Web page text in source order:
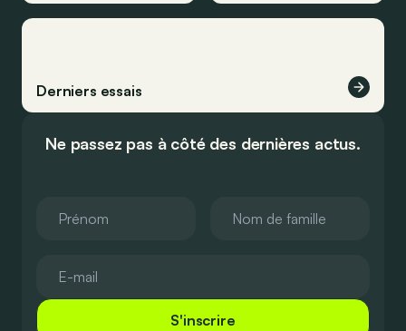
Derniers essais
Ne passez pas à côté des dernières actus.
S'inscrire